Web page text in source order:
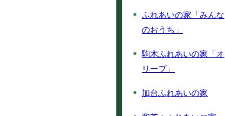
ふれあいの家「みんな
のおうち」
駒木ふれあいの家「オ
リーブ」
加台ふれあいの家